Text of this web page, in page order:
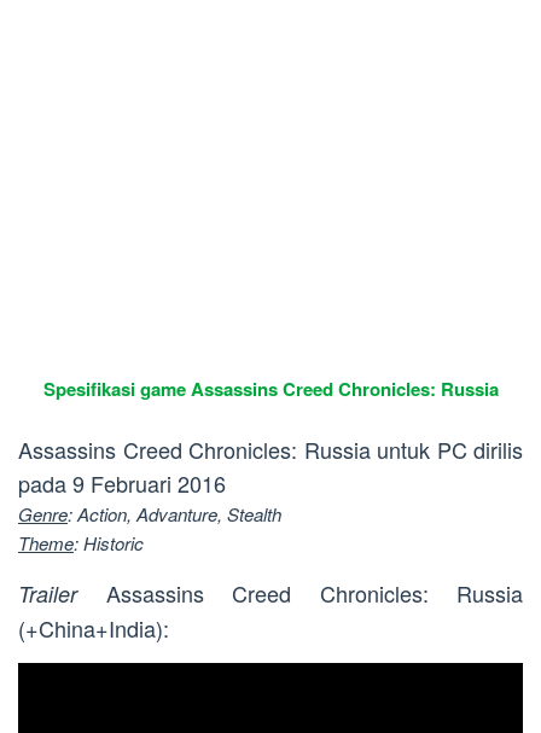
SpesifikasigameAssassins Creed Chronicles: Russia
Assassins Creed Chronicles: Russia untuk PC dirilis
pada 9 Februari 2016
Genre: Action, Advanture, Stealth
Theme: Historic
Trailer Assassins Creed Chronicles: Russia
(+China+India):